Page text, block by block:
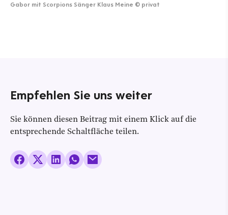
Gabor mit Scorpions Sänger Klaus Meine © privat
Empfehlen Sie uns weiter
Sie können diesen Beitrag mit einem Klick auf die
entsprechende Schaltfläche teilen.